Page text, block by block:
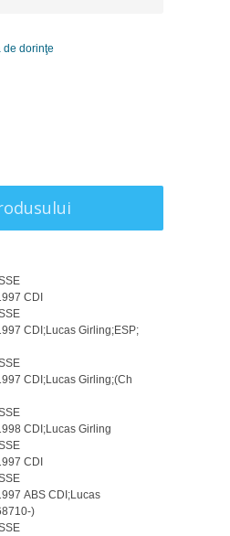
de dorinţe
CDI
CDI;Lucas Girling;ESP;
CDI;Lucas Girling;(Ch
CDI;Lucas Girling
CDI
ABS CDI;Lucas
)